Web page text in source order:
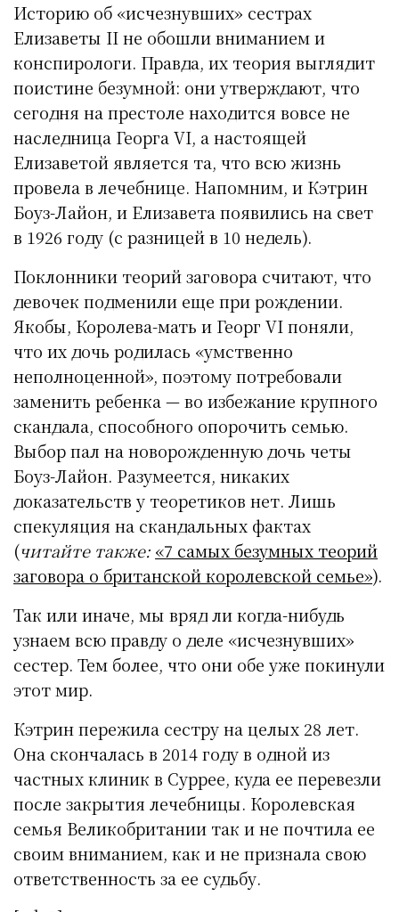
Историю об «исчезнувших» сестрах
Елизаветы II не обошли вниманием и
конспирологи. Правда, их теория выглядит
поистине безумной: они утверждают, что
сегодня на престоле находится вовсе не
наследница Георга VI, а настоящей
Елизаветой является та, что всю жизнь
провела в лечебнице. Напомним, и Кэтрин
Боуз-Лайон, и Елизавета появились на свет
в 1926 году (с разницей в 10 недель).
Поклонники теорий заговора считают, что
девочек подменили еще при рождении.
Якобы, Королева-мать и Георг VI поняли,
что их дочь родилась «умственно
неполноценной», поэтому потребовали
заменить ребенка — во избежание крупного
скандала, способного опорочить семью.
Выбор пал на новорожденную дочь четы
Боуз-Лайон. Разумеется, никаких
доказательств у теоретиков нет. Лишь
спекуляция на скандальных фактах
(читайте также: «7 самых безумных теорий
заговора о британской королевской семье»).
Так или иначе, мы вряд ли когда-нибудь
узнаем всю правду о деле «исчезнувших»
сестер. Тем более, что они обе уже покинули
этот мир.
Кэтрин пережила сестру на целых 28 лет.
Она скончалась в 2014 году в одной из
частных клиник в Суррее, куда ее перевезли
после закрытия лечебницы. Королевская
семья Великобритании так и не почтила ее
своим вниманием, как и не признала свою
ответственность за ее судьбу.